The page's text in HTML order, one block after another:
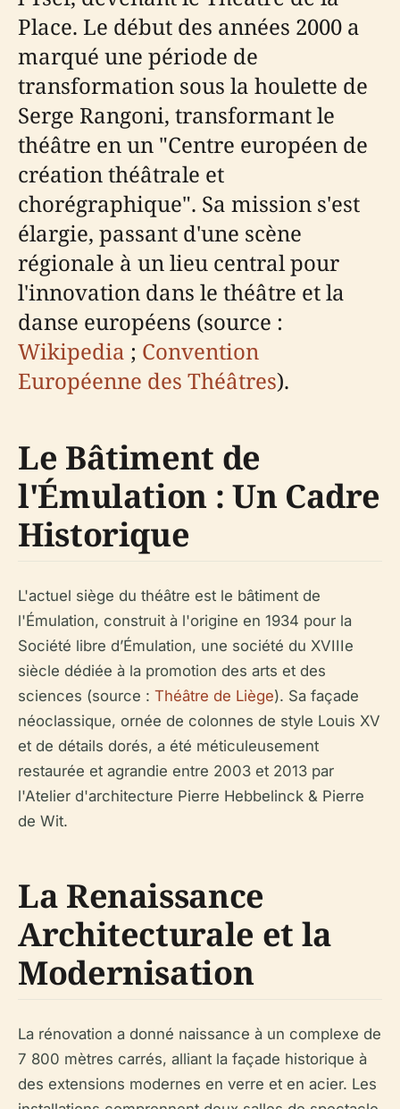
Place. Le début des années 2000 a
marqué une période de
transformation sous la houlette de
Serge Rangoni, transformant le
théâtre en un "Centre européen de
création théâtrale et
chorégraphique". Sa mission s'est
élargie, passant d'une scène
régionale à un lieu central pour
l'innovation dans le théâtre et la
danse européens (source :
Wikipedia ; Convention
Européenne des Théâtres).
Le Bâtiment de
l'Émulation : Un Cadre
Historique
L'actuel siège du théâtre est le bâtiment de
l'Émulation, construit à l'origine en 1934 pour la
Société libre d’Émulation, une société du XVIIIe
siècle dédiée à la promotion des arts et des
sciences (source : Théâtre de Liège). Sa façade
néoclassique, ornée de colonnes de style Louis XV
et de détails dorés, a été méticuleusement
restaurée et agrandie entre 2003 et 2013 par
l'Atelier d'architecture Pierre Hebbelinck & Pierre
de Wit.
La Renaissance
Architecturale et la
Modernisation
La rénovation a donné naissance à un complexe de
7 800 mètres carrés, alliant la façade historique à
des extensions modernes en verre et en acier. Les